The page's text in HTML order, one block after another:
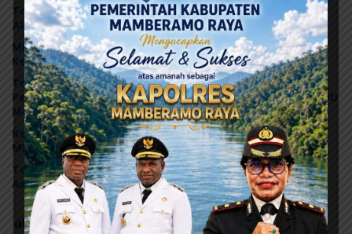
Tonny Tesar Turun ke Lapas Doyo Baru, Kebutuhan
Alkes dan Keamanan Jadi Sorotan
MRP Tegaskan Dukungan Papua Utara: “Ini Soal
Keadilan bagi Saireri”
Tonny Tesar Serap Aspirasi MRP, Lanjutkan
Perjuangan Matius Awaitouw, Kawal Perlindungan RUU
Masyarakat Adat
Ketua Komisi D DPRK Jayapura Desak Audit Dapur
MBG Usai Dugaan Keracunan Massal di Depapre
Tonny Tesar: Jangan Alergi terhadap Aksi Damai,
Aspirasi HAM Adalah Bagian dari Demokrasi
Post Views: 88